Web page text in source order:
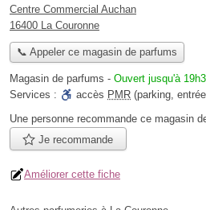
Centre Commercial Auchan
16400 La Couronne
📞 Appeler ce magasin de parfums
Magasin de parfums - Ouvert jusqu'à
Services :
accès PMR (parking,
Une personne recommande ce magasin
Je recommande
Améliorer cette fiche